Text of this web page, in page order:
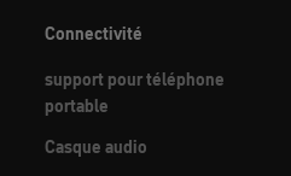
Connectivité
support pour téléphone
portable
Casque audio